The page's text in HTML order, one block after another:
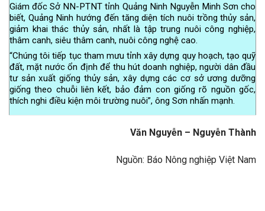
Giám đốc Sở NN-PTNT tỉnh Quảng Ninh Nguyễn Minh Sơn cho
biết, Quảng Ninh hướng đến tăng diện tích nuôi trồng thủy sản,
giảm khai thác thủy sản, nhất là tập trung nuôi công nghiệp,
thâm canh, siêu thâm canh, nuôi công nghệ cao.
“Chúng tôi tiếp tục tham mưu tỉnh xây dựng quy hoạch, tạo quỹ
đất, mặt nước ổn định để thu hút doanh nghiệp, người dân đầu
tư sản xuất giống thủy sản, xây dựng các cơ sở ương dưỡng
giống theo chuỗi liên kết, bảo đảm con giống rõ nguồn gốc,
thích nghi điều kiện môi trường nuôi”, ông Sơn nhấn mạnh.
Văn Nguyễn – Nguyễn Thành
Nguồn: Báo Nông nghiệp Việt Nam